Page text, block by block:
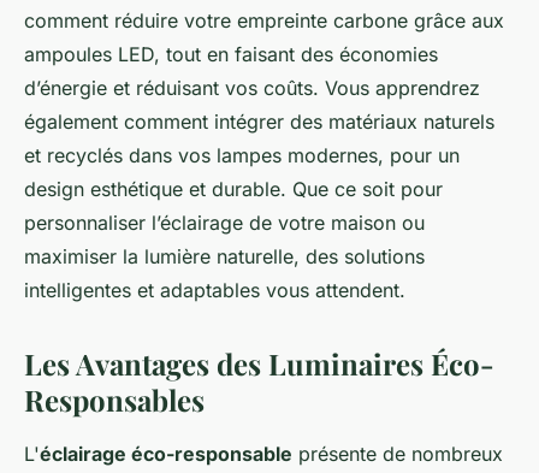
comment réduire votre empreinte carbone grâce aux
ampoules LED, tout en faisant des économies
d’énergie et réduisant vos coûts. Vous apprendrez
également comment intégrer des matériaux naturels
et recyclés dans vos lampes modernes, pour un
design esthétique et durable. Que ce soit pour
personnaliser l’éclairage de votre maison ou
maximiser la lumière naturelle, des solutions
intelligentes et adaptables vous attendent.
Les Avantages des Luminaires Éco-
Responsables
L'éclairage éco-responsable présente de nombreux